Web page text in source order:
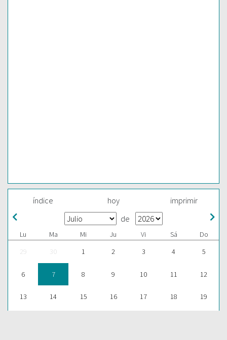
índice hoy imprimir
de
Lu Ma Mi Ju Vi Sá
Do
29
30 1 2 3 4 5
6 7 8 9 10 11 12
13 14 15 16 17 18 19